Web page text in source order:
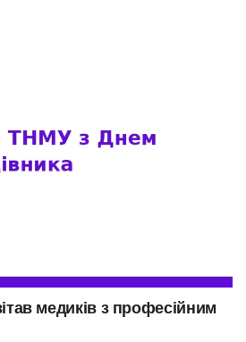
медиків з професійним